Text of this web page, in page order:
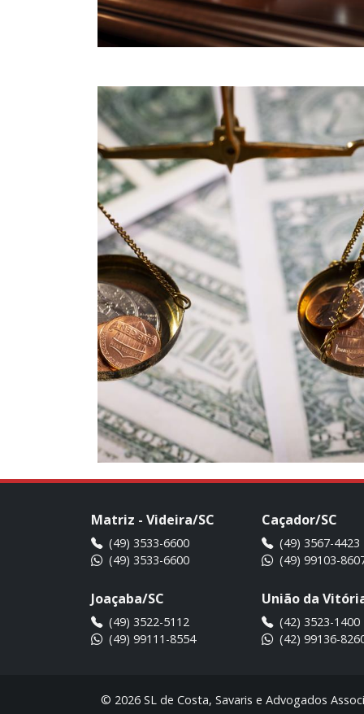
Matriz - Videira/SC
(49) 3533-6600
(49) 3533-6600
Caçador/SC
(49) 3567-4423
(49) 99103-
Joaçaba/SC
(49) 3522-5112
(49) 99111-8554
União da
(42) 3523-1400
(42) 99136-
© 2026 SL de Costa, Savaris e Advogados